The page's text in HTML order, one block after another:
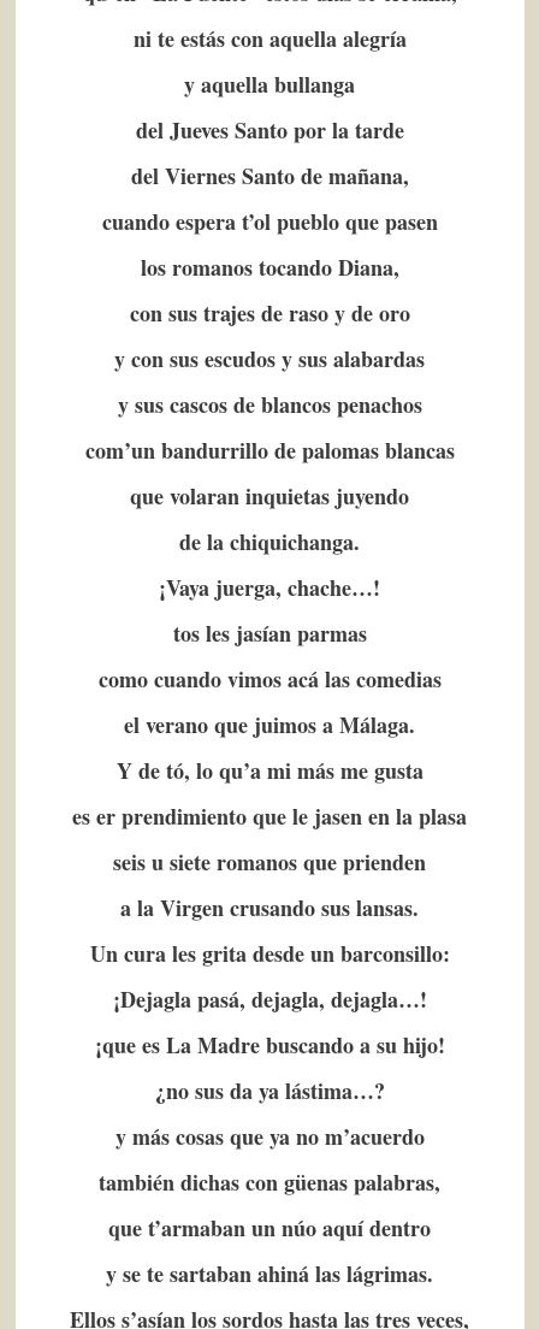
ni te estás con aquella alegría
y aquella bullanga
del Jueves Santo por la tarde
del Viernes Santo de mañana,
cuando espera t’ol pueblo que pasen
los romanos tocando Diana,
con sus trajes de raso y de oro
y con sus escudos y sus alabardas
y sus cascos de blancos penachos
com’un bandurrillo de palomas blancas
que volaran inquietas juyendo
de la chiquichanga.
¡Vaya juerga, chache…!
tos les jasían parmas
como cuando vimos acá las comedias
el verano que juimos a Málaga.
Y de tó, lo qu’a mi más me gusta
es er prendimiento que le jasen en la plasa
seis u siete romanos que prienden
a la Virgen crusando sus lansas.
Un cura les grita desde un barconsillo:
¡Dejagla pasá, dejagla, dejagla…!
¡que es La Madre buscando a su hijo!
¿no sus da ya lástima…?
y más cosas que ya no m’acuerdo
también dichas con güenas palabras,
que t’armaban un núo aquí dentro
y se te sartaban ahiná las lágrimas.
Ellos s’asían los sordos hasta las tres veces,